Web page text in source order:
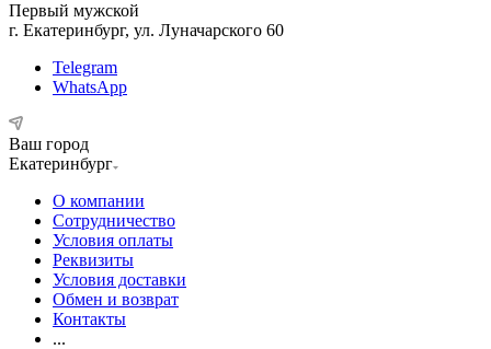
Первый мужской
г. Екатеринбург, ул. Луначарского 60
Telegram
WhatsApp
Ваш город
Екатеринбург
О компании
Сотрудничество
Условия оплаты
Реквизиты
Условия доставки
Обмен и возврат
Контакты
...